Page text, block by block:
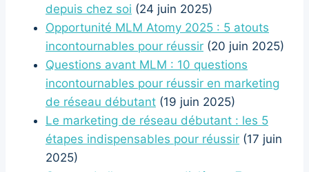
depuis chez soi (24 juin 2025)
Opportunité MLM Atomy 2025 : 5 atouts
incontournables pour réussir (20 juin 2025)
Questions avant MLM : 10 questions
incontournables pour réussir en marketing
de réseau débutant (19 juin 2025)
Le marketing de réseau débutant : les 5
étapes indispensables pour réussir (17 juin
2025)